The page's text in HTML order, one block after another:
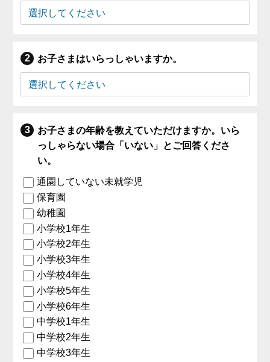
お子さまはいらっしゃいますか。
お子さまの年齢を教えていただけますか。いら
っしゃらない場合「いない」とご回答くださ
い。
通園していない未就学児
保育園
幼稚園
小学校1年生
小学校2年生
小学校3年生
小学校4年生
小学校5年生
小学校6年生
中学校1年生
中学校2年生
中学校3年生